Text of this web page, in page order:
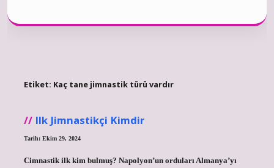
Etiket: Kaç tane jimnastik türü vardır
Ilk Jimnastikçi Kimdir
Tarih: Ekim 29, 2024
Cimnastik ilk kim bulmuş? Napolyon’un orduları Almanya’yı